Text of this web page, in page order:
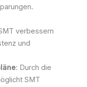
verbessern
und
: Durch die
SMT